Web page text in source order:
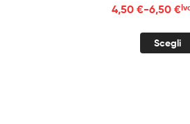
4,50 €-6,50 €
Scegli